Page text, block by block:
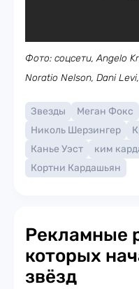
Фото: соцсети, Angelo
Noratio Nelson, Dani
Звезды Меган Фокс
Николь Шерзингер
Канье Уэст
ким
Кортни Кардашьян
Рекламные
которых
звёзд